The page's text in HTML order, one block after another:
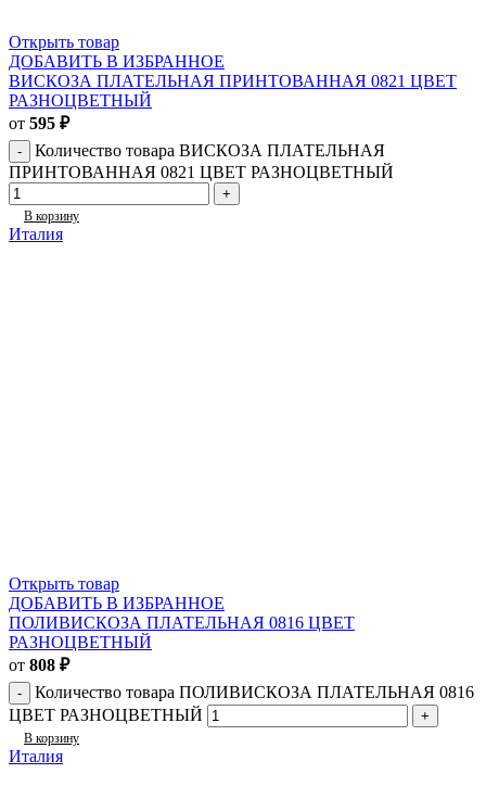
Открыть товар
ДОБАВИТЬ В ИЗБРАННОЕ
ВИСКОЗА ПЛАТЕЛЬНАЯ ПРИНТОВАННАЯ 0821 ЦВЕТ
РАЗНОЦВЕТНЫЙ
от 595 ₽
Количество товара ВИСКОЗА ПЛАТЕЛЬНАЯ
ПРИНТОВАННАЯ 0821 ЦВЕТ РАЗНОЦВЕТНЫЙ
В корзину
Италия
Открыть товар
ДОБАВИТЬ В ИЗБРАННОЕ
ПОЛИВИСКОЗА ПЛАТЕЛЬНАЯ 0816 ЦВЕТ
РАЗНОЦВЕТНЫЙ
от 808 ₽
Количество товара ПОЛИВИСКОЗА ПЛАТЕЛЬНАЯ 0816
ЦВЕТ РАЗНОЦВЕТНЫЙ
В корзину
Италия